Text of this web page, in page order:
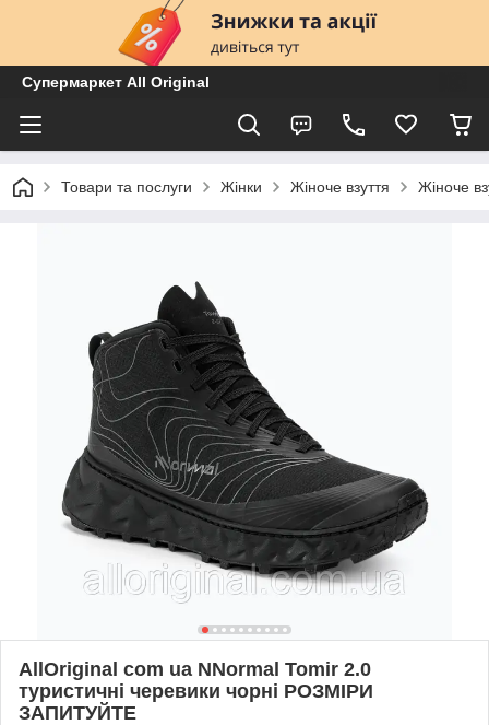
Супермаркет All Original
Товари та послуги Жінки Жіноче взуття Жіноче
AllOriginal com ua NNormal Tomir 2.0
туристичні черевики чорні РОЗМІРИ
ЗАПИТУЙТЕ